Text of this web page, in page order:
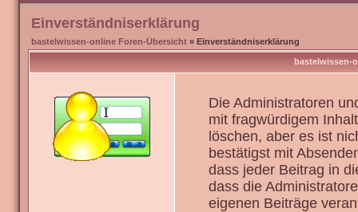
Einverständniserklärung
bastelwissen-online Foren-Übersicht » Einverständniserklärung
bastelwissen-
Die Administratoren
mit fragwürdigem
löschen, aber es ist
bestätigst mit
dass jeder Beitrag in
dass die
eigenen Beiträge